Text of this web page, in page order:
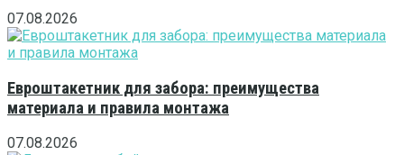
07.08.2026
Евроштакетник для забора: преимущества
материала и правила монтажа
07.08.2026